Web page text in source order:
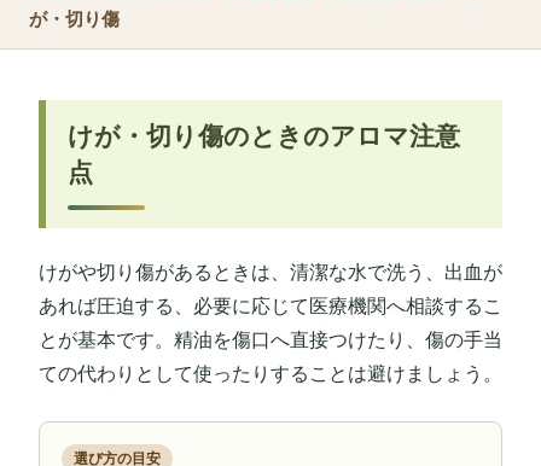
が・切り傷
けが・切り傷のときのアロマ注意
点
けがや切り傷があるときは、清潔な水で洗う、出血が
あれば圧迫する、必要に応じて医療機関へ相談するこ
とが基本です。精油を傷口へ直接つけたり、傷の手当
ての代わりとして使ったりすることは避けましょう。
選び方の目安